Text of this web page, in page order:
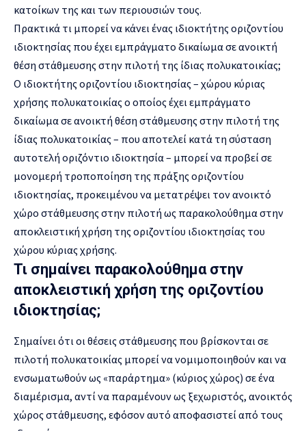
κατοίκων της και των περιουσιών τους.
Πρακτικά τι μπορεί να κάνει ένας ιδιοκτήτης οριζοντίου
ιδιοκτησίας που έχει εμπράγματο δικαίωμα σε ανοικτή
θέση στάθμευσης στην πιλοτή της ίδιας πολυκατοικίας;
Ο ιδιοκτήτης οριζοντίου ιδιοκτησίας – χώρου κύριας
χρήσης πολυκατοικίας ο οποίος έχει εμπράγματο
δικαίωμα σε ανοικτή θέση στάθμευσης στην πιλοτή της
ίδιας πολυκατοικίας – που αποτελεί κατά τη σύσταση
αυτοτελή οριζόντιο ιδιοκτησία – μπορεί να προβεί σε
μονομερή τροποποίηση της πράξης οριζοντίου
ιδιοκτησίας, προκειμένου να μετατρέψει τον ανοικτό
χώρο στάθμευσης στην πιλοτή ως παρακολούθημα στην
αποκλειστική χρήση της οριζοντίου ιδιοκτησίας του
χώρου κύριας χρήσης.
Τι σημαίνει παρακολούθημα στην
αποκλειστική χρήση της οριζοντίου
ιδιοκτησίας;
Σημαίνει ότι οι θέσεις στάθμευσης που βρίσκονται σε
πιλοτή πολυκατοικίας μπορεί να νομιμοποιηθούν και να
ενσωματωθούν ως «παράρτημα» (κύριος χώρος) σε ένα
διαμέρισμα, αντί να παραμένουν ως ξεχωριστός, ανοικτός
χώρος στάθμευσης, εφόσον αυτό αποφασιστεί από τους